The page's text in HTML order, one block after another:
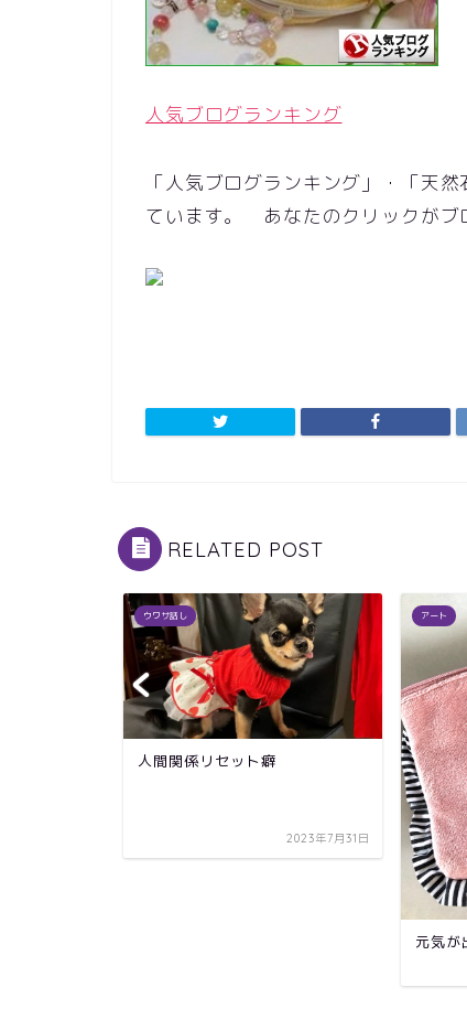
人気ブログランキング
「人気ブログランキング」・「天
ています。 あなたのクリックが
RELATED POST
ウワサ話し
人間関係リセット癖
2023年7月31日
アート
元気が